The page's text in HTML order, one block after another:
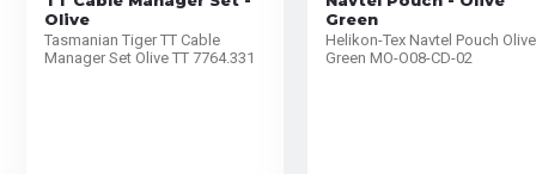
OIive
Tasmanian Tiger TT Cable
Manager Set Olive TT 7764.331
Green
Helikon-Tex Navtel Pouch Olive
Green MO-O08-CD-02